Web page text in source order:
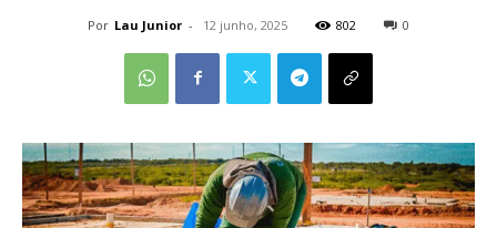
Por Lau Junior - 12 junho, 2025 802 0